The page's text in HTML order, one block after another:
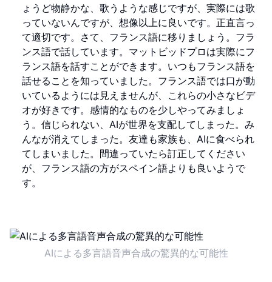
ょうど物静かな、歌うような感じですが、実際には歌
っていないんですが、想像以上に良いです。正直言っ
て適切です。さて、フランス語に移りましょう。フラ
ンス語で話しています。マットビッドプロは実際にフ
ランス語を話すことができます。いつもフランス語を
話せることを知っていました。フランス語では口が動
いているようには見えませんが、これらの小さなビデ
オが好きです。感情的なものを少しやってみましょ
う。信じられない、AIが世界を支配してしまった。み
んなが消えてしまった。友達も家族も、AIに食べられ
てしまいました。間違っていたら訂正してください
が、フランス語の方がスペイン語よりも良いようで
す。
AIによる多言語音声合成の驚異的な可能性